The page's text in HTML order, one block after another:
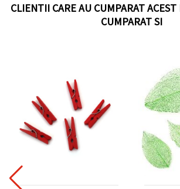
CLIENTII CARE AU CUMPARAT
CUMPARAT SI